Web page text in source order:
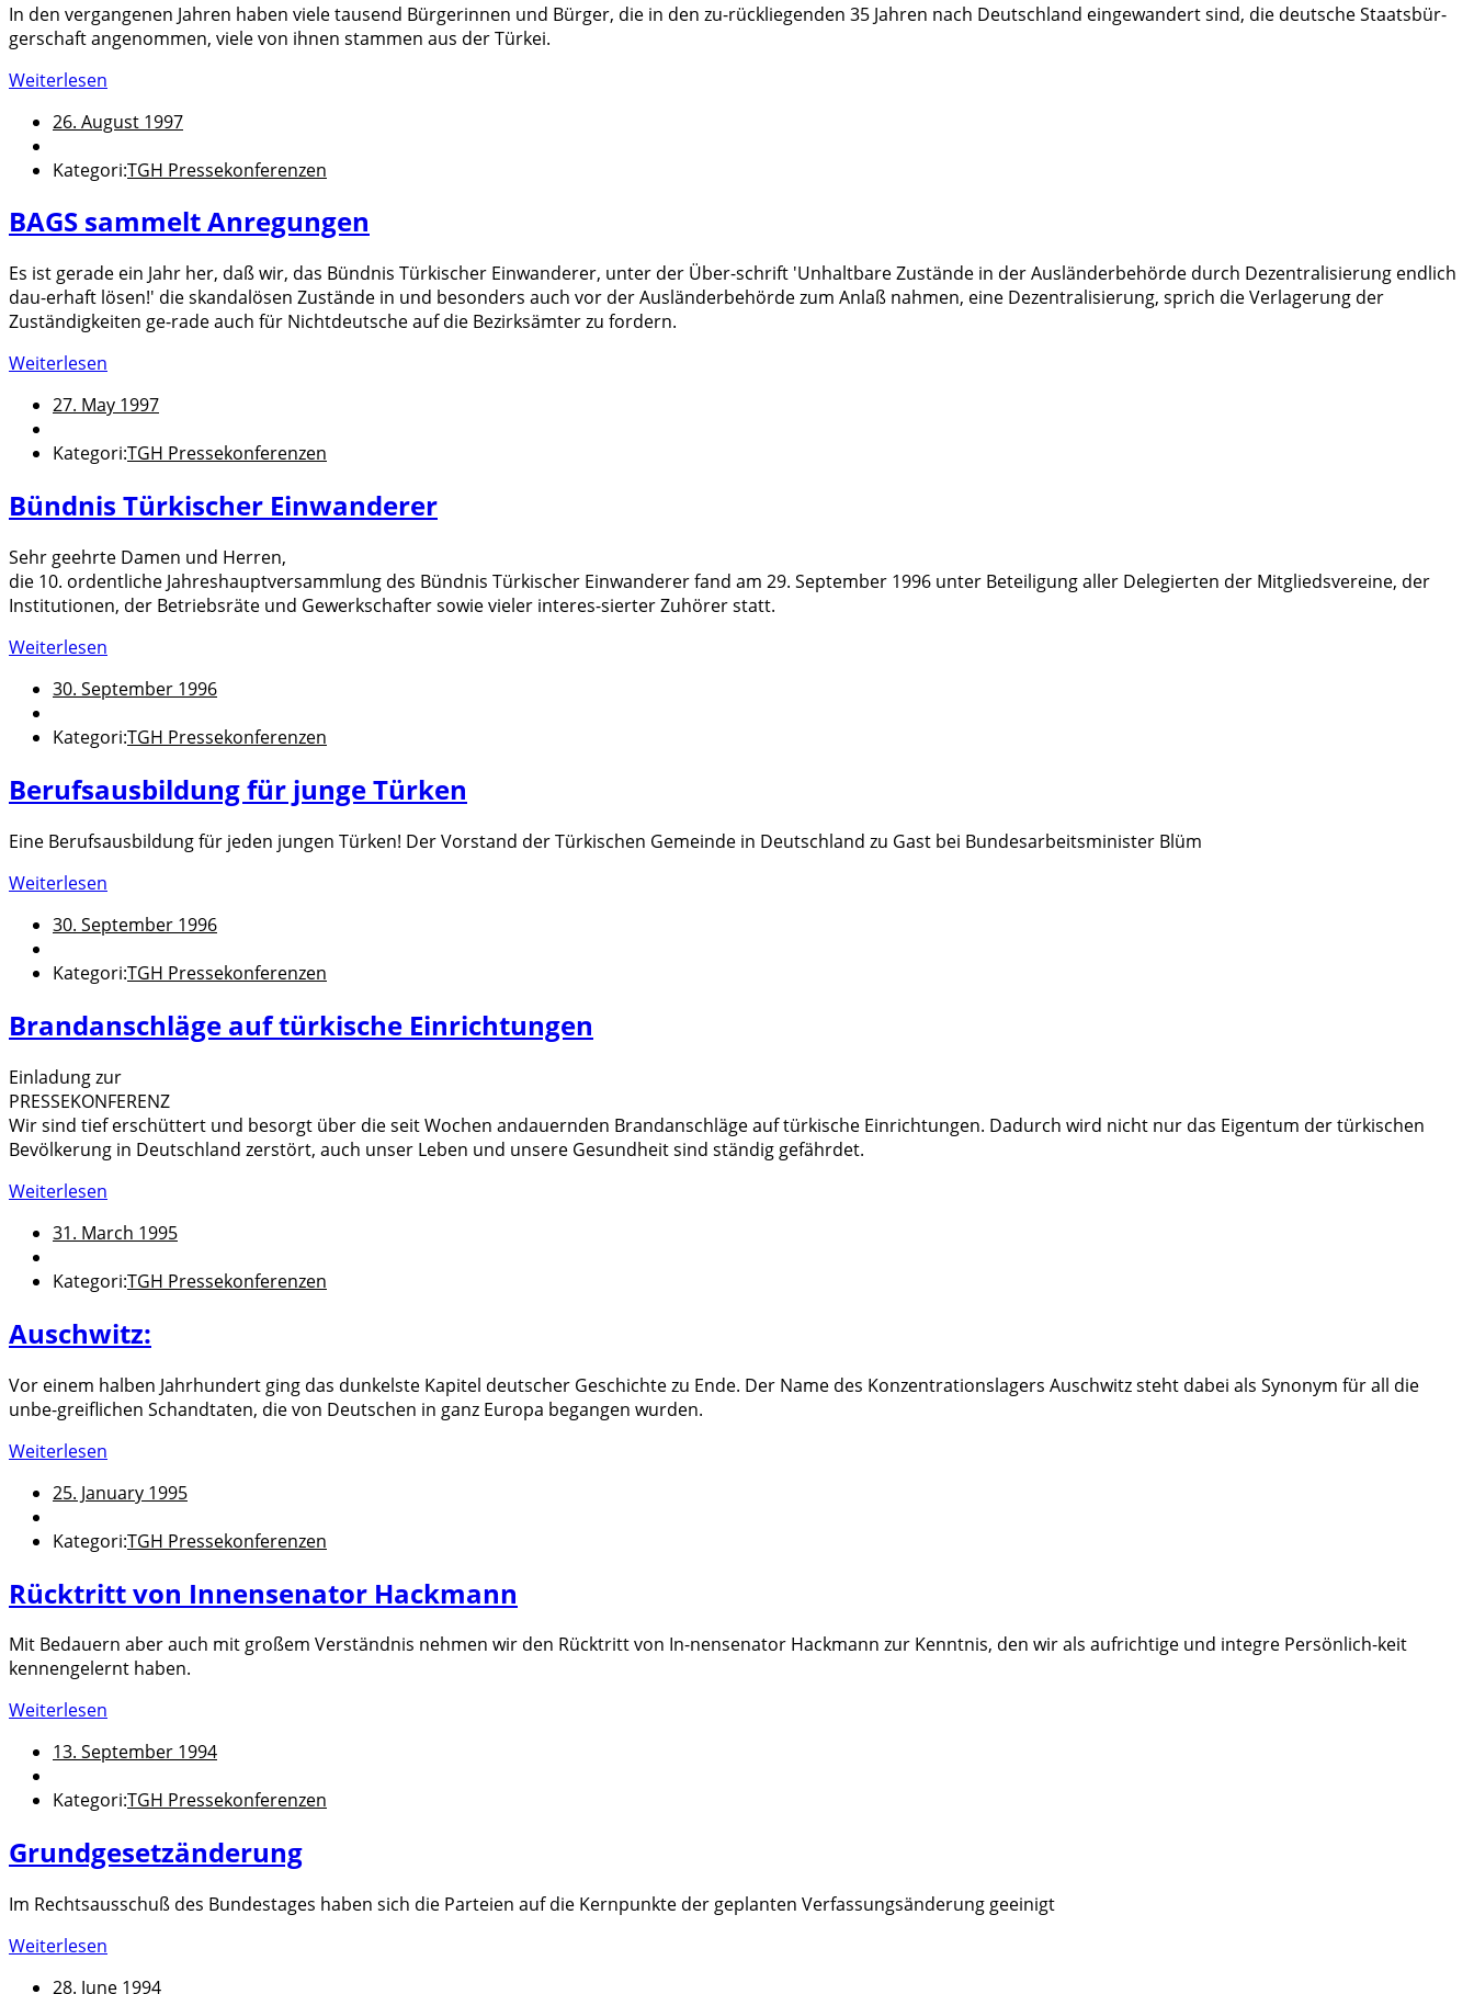
In den vergangenen Jahren haben viele tausend Bürgerinnen und Bürger, die in den zu-rückliegenden 35 Jahren nach Deutschland eingewandert sind, die deutsche Staatsbür-
gerschaft angenommen, viele von ihnen stammen aus der Türkei.
Weiterlesen
26. August 1997
Kategori:TGH Pressekonferenzen
BAGS sammelt Anregungen
Es ist gerade ein Jahr her, daß wir, das Bündnis Türkischer Einwanderer, unter der Über-schrift 'Unhaltbare Zustände in der Ausländerbehörde durch Dezentralisierung endlich
dau-erhaft lösen!' die skandalösen Zustände in und besonders auch vor der Ausländerbehörde zum Anlaß nahmen, eine Dezentralisierung, sprich die Verlagerung der
Zuständigkeiten ge-rade auch für Nichtdeutsche auf die Bezirksämter zu fordern.
Weiterlesen
27. May 1997
Kategori:TGH Pressekonferenzen
Bündnis Türkischer Einwanderer
Sehr geehrte Damen und Herren,
die 10. ordentliche Jahreshauptversammlung des Bündnis Türkischer Einwanderer fand am 29. September 1996 unter Beteiligung aller Delegierten der Mitgliedsvereine, der
Institutionen, der Betriebsräte und Gewerkschafter sowie vieler interes-sierter Zuhörer statt.
Weiterlesen
30. September 1996
Kategori:TGH Pressekonferenzen
Berufsausbildung für junge Türken
Eine Berufsausbildung für jeden jungen Türken! Der Vorstand der Türkischen Gemeinde in Deutschland zu Gast bei Bundesarbeitsminister Blüm
Weiterlesen
30. September 1996
Kategori:TGH Pressekonferenzen
Brandanschläge auf türkische Einrichtungen
Einladung zur
PRESSEKONFERENZ
Wir sind tief erschüttert und besorgt über die seit Wochen andauernden Brandanschläge auf türkische Einrichtungen. Dadurch wird nicht nur das Eigentum der türkischen
Bevölkerung in Deutschland zerstört, auch unser Leben und unsere Gesundheit sind ständig gefährdet.
Weiterlesen
31. March 1995
Kategori:TGH Pressekonferenzen
Auschwitz:
Vor einem halben Jahrhundert ging das dunkelste Kapitel deutscher Geschichte zu Ende. Der Name des Konzentrationslagers Auschwitz steht dabei als Synonym für all die
unbe-greiflichen Schandtaten, die von Deutschen in ganz Europa begangen wurden.
Weiterlesen
25. January 1995
Kategori:TGH Pressekonferenzen
Rücktritt von Innensenator Hackmann
Mit Bedauern aber auch mit großem Verständnis nehmen wir den Rücktritt von In-nensenator Hackmann zur Kenntnis, den wir als aufrichtige und integre Persönlich-keit
kennengelernt haben.
Weiterlesen
13. September 1994
Kategori:TGH Pressekonferenzen
Grundgesetzänderung
Im Rechtsausschuß des Bundestages haben sich die Parteien auf die Kernpunkte der geplanten Verfassungsänderung geeinigt
Weiterlesen
28. June 1994